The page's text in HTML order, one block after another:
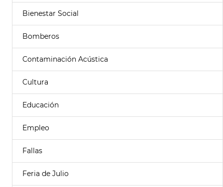
Bienestar Social
Bomberos
Contaminación Acústica
Cultura
Educación
Empleo
Fallas
Feria de Julio